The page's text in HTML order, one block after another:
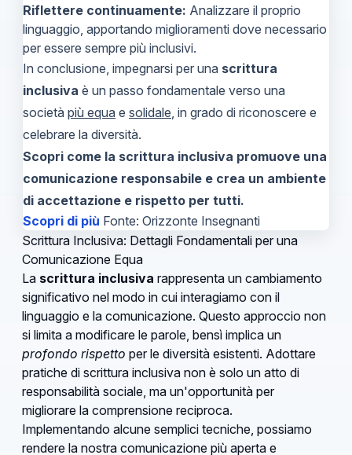
Riflettere continuamente: Analizzare il proprio
linguaggio, apportando miglioramenti dove necessario
per essere sempre più inclusivi.
In conclusione, impegnarsi per una scrittura
inclusiva è un passo fondamentale verso una
società più equa e solidale , in grado di riconoscere e
celebrare la diversità.
Scopri come la scrittura inclusiva promuove una
comunicazione responsabile e crea un ambiente
di accettazione e rispetto per tutti.
Scopri di più Fonte: Orizzonte Insegnanti
Scrittura Inclusiva: Dettagli Fondamentali per una
Comunicazione Equa
La scrittura inclusiva rappresenta un cambiamento
significativo nel modo in cui interagiamo con il
linguaggio e la comunicazione. Questo approccio non
si limita a modificare le parole, bensì implica un
profondo rispetto per le diversità esistenti. Adottare
pratiche di scrittura inclusiva non è solo un atto di
responsabilità sociale, ma un'opportunità per
migliorare la comprensione reciproca.
Implementando alcune semplici tecniche, possiamo
rendere la nostra comunicazione più aperta e